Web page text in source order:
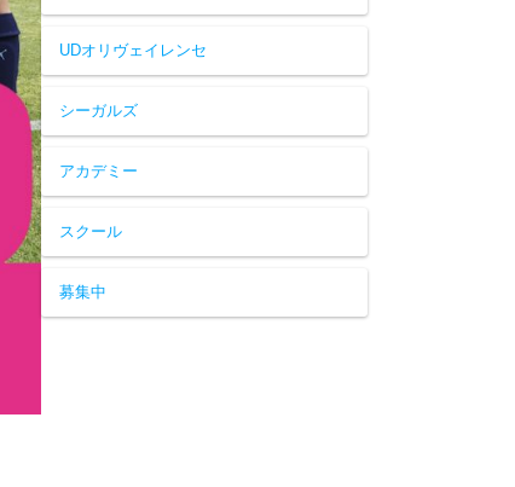
UDオリヴェイレンセ
シーガルズ
アカデミー
スクール
募集中